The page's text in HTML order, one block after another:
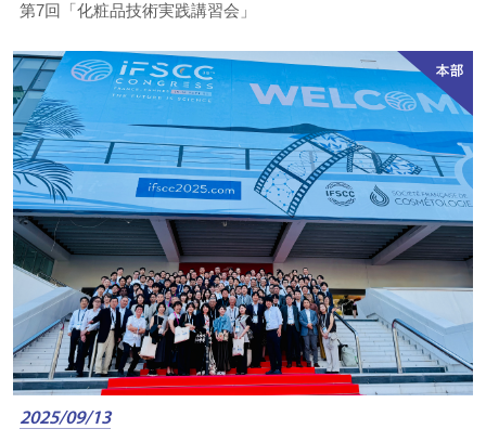
第7回「化粧品技術実践講習会」
2025/09/13